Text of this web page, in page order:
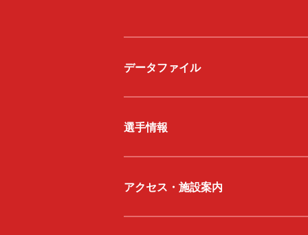
データファイル
選手情報
アクセス・施設案内